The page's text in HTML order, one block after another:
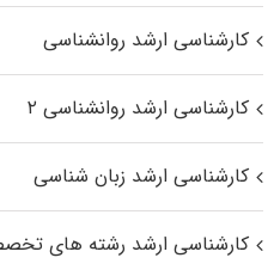
کارشناسی ارشد روانشناسی
کارشناسی ارشد روانشناسی ۲
کارشناسی ارشد زبان شناسی
کارشناسی ارشد رﺷﺘﻪ ﻫﺎی